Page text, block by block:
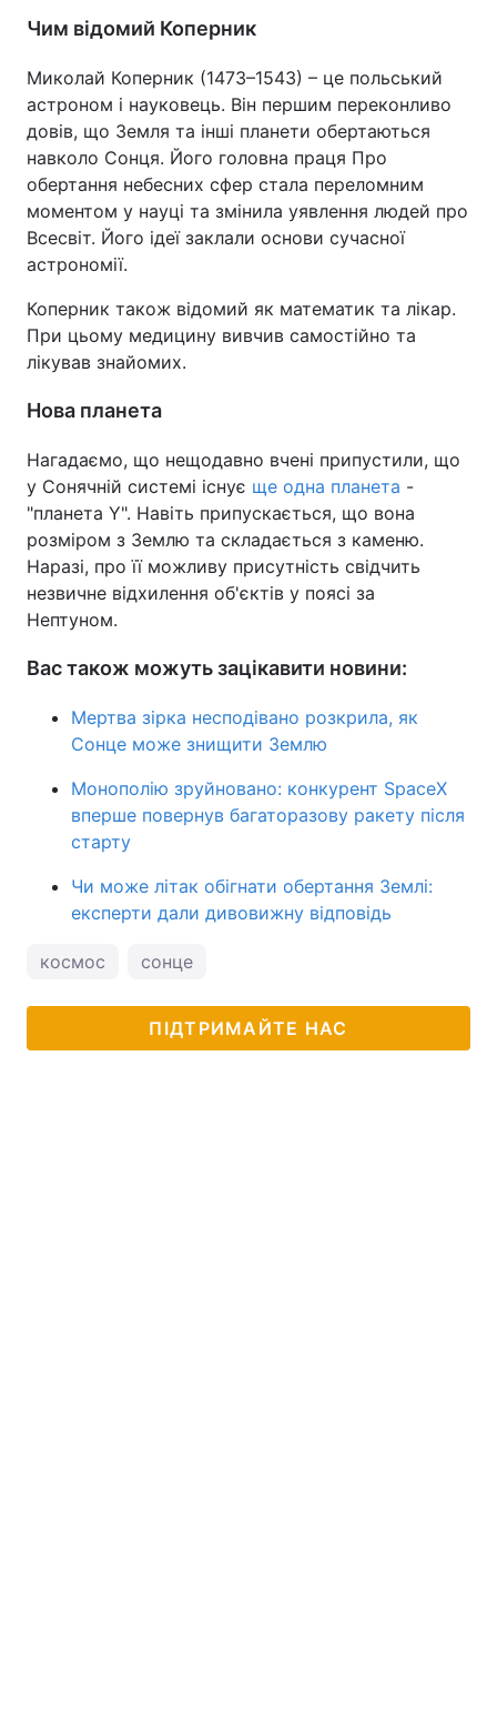
Чим відомий Коперник
Миколай Коперник (1473–1543) – це польський
астроном і науковець. Він першим переконливо
довів, що Земля та інші планети обертаються
навколо Сонця. Його головна праця Про
обертання небесних сфер стала переломним
моментом у науці та змінила уявлення людей про
Всесвіт. Його ідеї заклали основи сучасної
астрономії.
Коперник також відомий як математик та лікар.
При цьому медицину вивчив самостійно та
лікував знайомих.
Нова планета
Нагадаємо, що нещодавно вчені припустили, що
у Сонячній системі існує ще одна планета -
"планета Y". Навіть припускається, що вона
розміром з Землю та складається з каменю.
Наразі, про її можливу присутність свідчить
незвичне відхилення об'єктів у поясі за
Нептуном.
Вас також можуть зацікавити новини:
Мертва зірка несподівано розкрила, як
Сонце може знищити Землю
Монополію зруйновано: конкурент SpaceX
вперше повернув багаторазову ракету після
старту
Чи може літак обігнати обертання Землі:
експерти дали дивовижну відповідь
космос сонце
ПІДТРИМАЙТЕ НАС